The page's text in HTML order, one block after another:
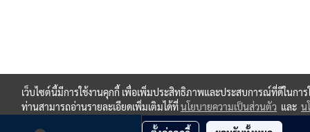
เว็บไซต์นี้มีการใช้งานคุกกี้ เพื่อเพิ่มประสิทธิภาพและประสบการณ์ที่ดีในการ
ท่านสามารถอ่านรายละเอียดเพิ่มเติมได้ที่นโยบายความเป็นส่วนตัว และ น